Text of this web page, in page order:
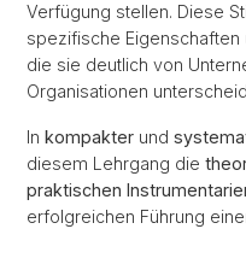
Verfügung stellen. Diese
spezifische
die sie deutlich von
Organisationen
In kompakter und
diesem Lehrgang die
praktischen
erfolgreichen Führung